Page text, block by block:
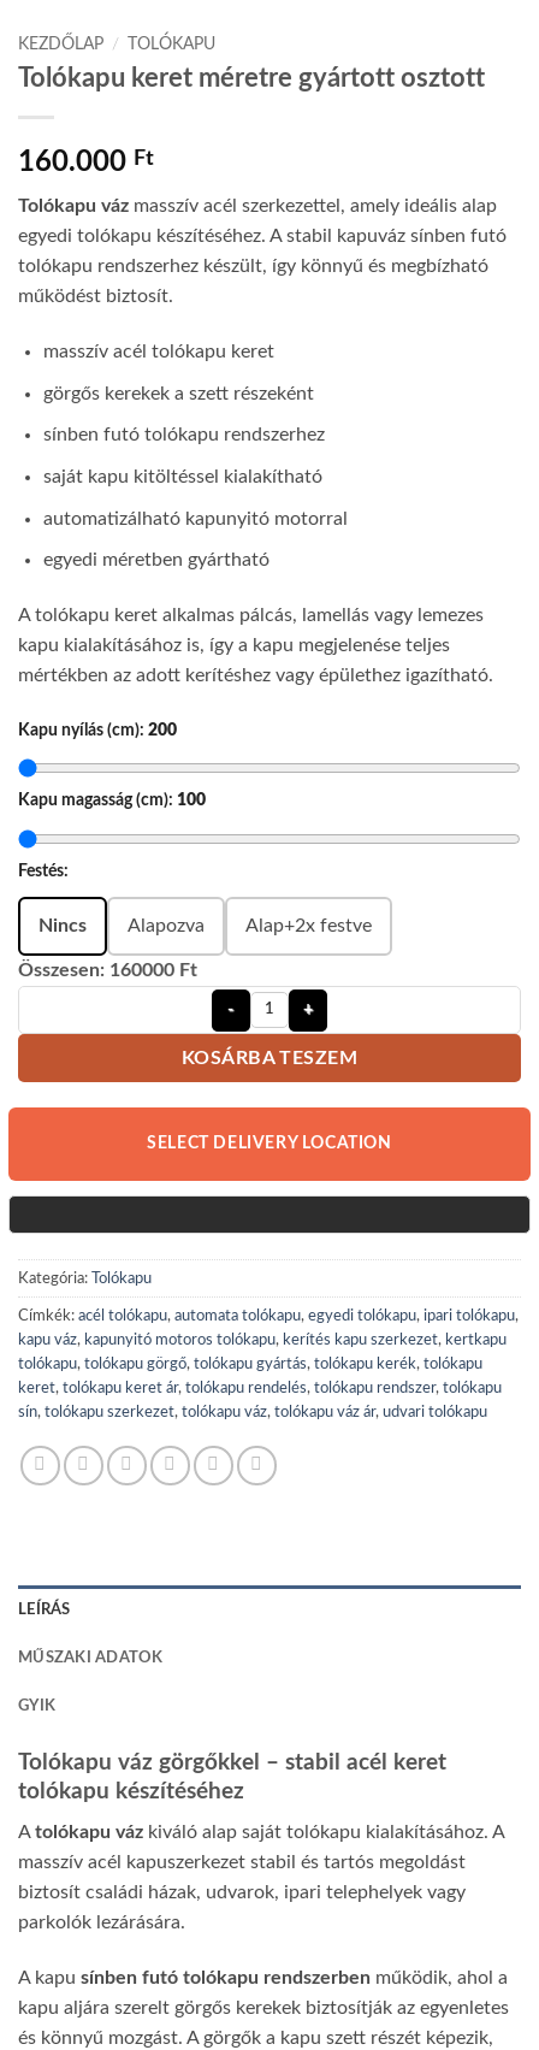
KEZDŐLAP / TOLÓKAPU
Tolókapu keret méretre gyártott osztott
160.000 Ft
Tolókapu váz masszív acél szerkezettel, amely ideális alap
egyedi tolókapu készítéséhez. A stabil kapuváz sínben futó
tolókapu rendszerhez készült, így könnyű és megbízható
működést biztosít.
masszív acél tolókapu keret
görgős kerekek a szett részeként
sínben futó tolókapu rendszerhez
saját kapu kitöltéssel kialakítható
automatizálható kapunyitó motorral
egyedi méretben gyártható
A tolókapu keret alkalmas pálcás, lamellás vagy lemezes
kapu kialakításához is, így a kapu megjelenése teljes
mértékben az adott kerítéshez vagy épülethez igazítható.
Kapu nyílás (cm): 200
Kapu magasság (cm): 100
Festés:
Nincs Alapozva Alap+2x festve
Összesen: 160000 Ft
Tolókapu keret méretre gyártott
KOSÁRBA TESZEM
SELECT DELIVERY LOCATION
Kategória: Tolókapu
Címkék: acél tolókapu, automata tolókapu, egyedi tolókapu, ipari tolókapu,
kapu váz, kapunyitó motoros tolókapu, kerítés kapu szerkezet, kertkapu
tolókapu, tolókapu görgő, tolókapu gyártás, tolókapu kerék, tolókapu
keret, tolókapu keret ár, tolókapu rendelés, tolókapu rendszer, tolókapu
sín, tolókapu szerkezet, tolókapu váz, tolókapu váz ár, udvari tolókapu
LEÍRÁS
MŰSZAKI ADATOK
GYIK
Tolókapu váz görgőkkel – stabil acél keret
tolókapu készítéséhez
Atolókapu váz kiváló alap saját tolókapu kialakításához. A
masszív acél kapuszerkezet stabil és tartós megoldást
biztosít családi házak, udvarok, ipari telephelyek vagy
parkolók lezárására.
A kapu sínben futó tolókapu rendszerben működik, ahol a
kapu aljára szerelt görgős kerekek biztosítják az egyenletes
és könnyű mozgást. A görgők a kapu szett részét képezik,